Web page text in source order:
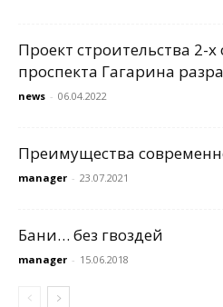
Проект строительства 2-
проспекта Гагарина
news - 06.04.2022
Преимущества
manager - 23.07.2021
Бани… без гвоздей
manager - 15.06.2018